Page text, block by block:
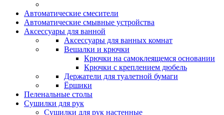
Автоматические смесители
Автоматические смывные устройства
Аксессуары для ванной
Аксессуары для ванных комнат
Вешалки и крючки
Крючки на самоклеящемся основании
Крючки с креплением дюбель
Держатели для туалетной бумаги
Ёршики
Пеленальные столы
Сушилки для рук
Сушилки для рук настенные